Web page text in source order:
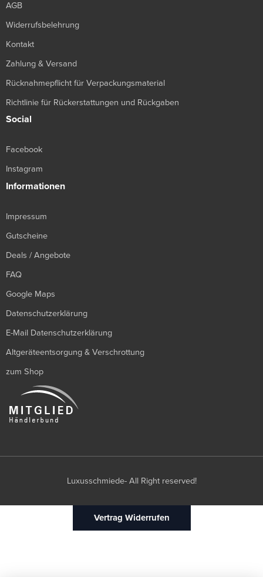
AGB
Widerrufsbelehrung
Kontakt
Zahlung & Versand
Rücknahmepflicht für Verpackungsmaterial
Richtlinie für Rückerstattungen und Rückgaben
Social
Facebook
Instagram
Informationen
Impressum
Gutscheine
Deals / Angebote
FAQ
Google Maps
Datenschutzerklärung
E-Mail Datenschutzerklärung
Altgeräteentsorgung & Verschrottung
zum Shop
Luxusschmiede- All Right reserved!
Vertrag Widerrufen